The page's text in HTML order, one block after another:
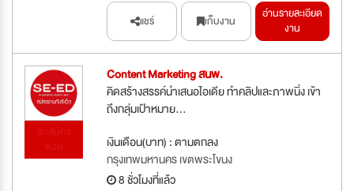
แชร์ เก็บงาน
อ่านรายละเอียด
งาน
Content Marketing สนพ.
คิดสร้างสรรค์นำเสนอไอเดีย ทำคลิปและภาพนิ่ง เข้า
ถึงกลุ่มเป้าหมาย...
เงินเดือน(บาท) : ตามตกลง
กรุงเทพมหานคร เขตพระโขนง
8 ชั่วโมงที่แล้ว